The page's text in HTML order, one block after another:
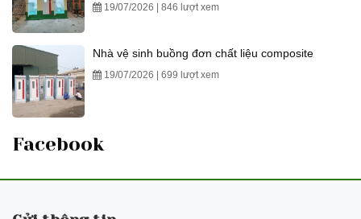
19/07/2026 | 846 lượt xem
Nhà vệ sinh buồng đơn chất liệu composite
19/07/2026 | 699 lượt xem
Facebook